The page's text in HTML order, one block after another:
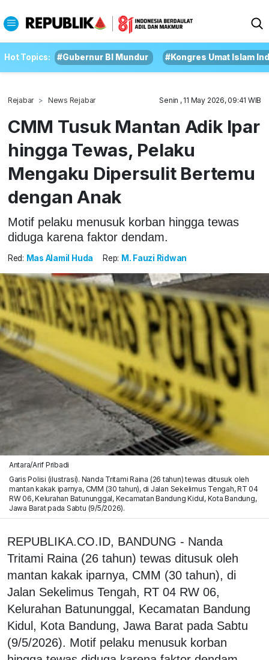
Hot Topics: #Gubernur BI Mundur #Kongres Umat Islam
Rejabar News Rejabar Senin , 11 May 2026, 09:41 WIB
CMM Tusuk Mantan Adik Ipar
hingga Tewas, Pelaku
Mengaku Dipersulit Bertemu
dengan Anak
Motif pelaku menusuk korban hingga tewas
diduga karena faktor dendam.
Red: Mas Alamil Huda Rep: M. Fauzi Ridwan
Antara/Arif Pribadi
Garis Polisi (ilustrasi). Nanda Tritami Raina (26 tahun) tewas ditusuk oleh
mantan kakak iparnya, CMM (30 tahun), di Jalan Sekelimus Tengah, RT 04
RW 06, Kelurahan Batununggal, Kecamatan Bandung Kidul, Kota Bandung,
Jawa Barat pada Sabtu (9/5/2026).
REPUBLIKA.CO.ID, BANDUNG - Nanda
Tritami Raina (26 tahun) tewas ditusuk oleh
mantan kakak iparnya, CMM (30 tahun), di
Jalan Sekelimus Tengah, RT 04 RW 06,
Kelurahan Batununggal, Kecamatan Bandung
Kidul, Kota Bandung, Jawa Barat pada Sabtu
(9/5/2026). Motif pelaku menusuk korban